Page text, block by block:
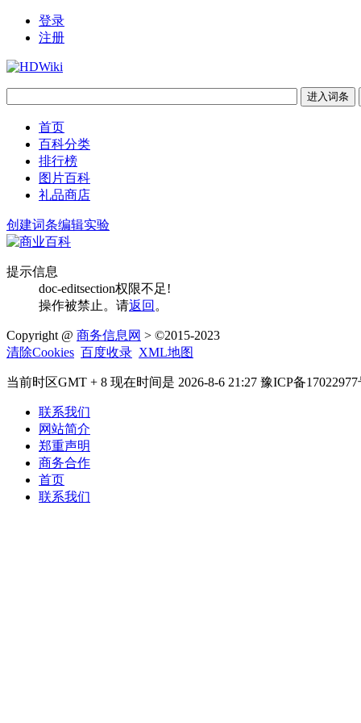
登录
注册
首页
百科分类
排行榜
图片百科
礼品商店
创建词条编辑实验
提示信息
doc-editsection权限不足!
操作被禁止。请返回 。
Copyright @ 商务信息网 > ©2015-2023
清除Cookies 百度收录 XML地图
当前时区GMT + 8 现在时间是 2026-8-6 21:27 豫ICP备17022977
联系我们
网站简介
郑重声明
商务合作
首页
联系我们